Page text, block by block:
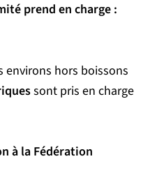
prend en charge :
environs hors boissons
sont pris en charge
à la Fédération